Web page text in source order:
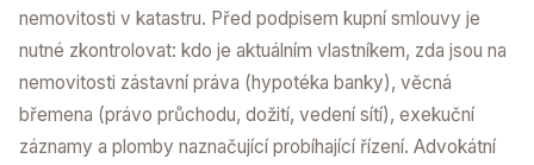
nemovitosti v katastru. Před podpisem kupní smlouvy je
nutné zkontrolovat: kdo je aktuálním vlastníkem, zda jsou na
nemovitosti zástavní práva (hypotéka banky), věcná
břemena (právo průchodu, dožití, vedení sítí), exekuční
záznamy a plomby naznačující probíhající řízení. Advokátní